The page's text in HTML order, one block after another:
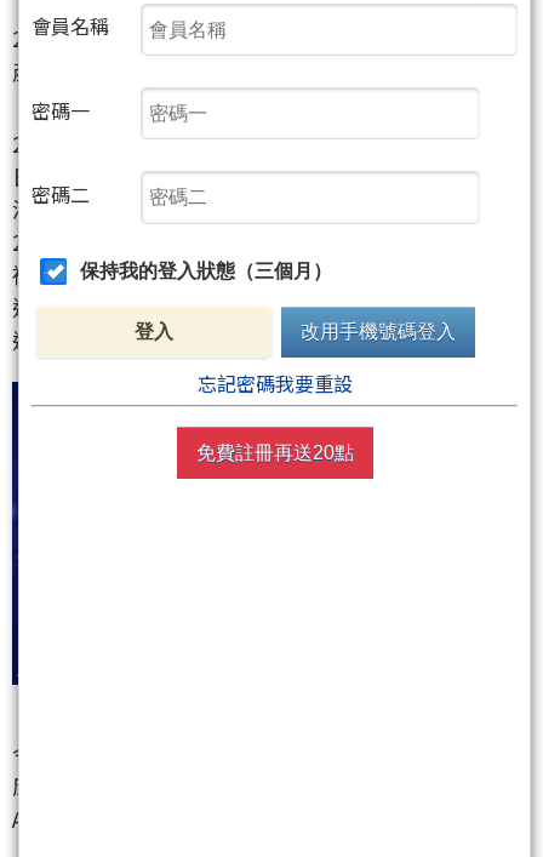
2023台灣生技醫療科技展，總統蔡英文：「打造兆元
產業」，論壇聚焦癌症醫療、海外生技投資
2023台灣醫療科技展正式開跑（11月30日至12月3
日），為期四天高張力的醫療科技產業饗宴在臺北南
港展覽館盛大展開，吸引國（內）外650個機構、
2300個攤位熱切參與；總統蔡英文親臨主持開幕典
禮，致詞時表示：「政府積極推動生醫產業創新及促
進精準醫療產業發展，朝成為全球數位醫療轉型基地
邁進，期望打造成兆元產業。」
今年大會的三大主軸「智慧醫療、精準醫療、全齡健
康」涵蓋複合式領域，不侷限單單只有生技醫療，遂
AI相關企業都籍此平台展現獨家專利技術，國內緯創
會員名稱
密碼一
密碼二
保持我的登入狀態（三個月）
登入 改用手機號碼登入
忘記密碼我要重設
免費註冊再送20點